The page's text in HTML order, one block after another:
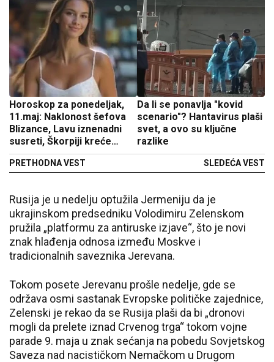
Horoskop za ponedeljak,
11.maj: Naklonost šefova
Blizance, Lavu iznenadni
susreti, Škorpiji kreće
nabolje
PRETHODNA VEST
Da li se ponavlja "kovid
scenario"? Hantavirus plaši
svet, a ovo su ključne
razlike
SLEDEĆA VEST
Rusija je u nedelju optužila Jermeniju da je
ukrajinskom predsedniku Volodimiru Zelenskom
pružila „platformu za antiruske izjave“, što je novi
znak hlađenja odnosa između Moskve i
tradicionalnih saveznika Jerevana.
Tokom posete Jerevanu prošle nedelje, gde se
održava osmi sastanak Evropske političke zajednice,
Zelenski je rekao da se Rusija plaši da bi „dronovi
mogli da prelete iznad Crvenog trga“ tokom vojne
parade 9. maja u znak sećanja na pobedu Sovjetskog
Saveza nad nacističkom Nemačkom u Drugom